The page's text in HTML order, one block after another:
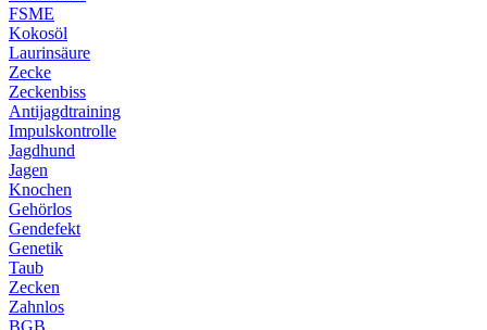
FSME
Kokosöl
Laurinsäure
Zecke
Zeckenbiss
Antijagdtraining
Impulskontrolle
Jagdhund
Jagen
Knochen
Gehörlos
Gendefekt
Genetik
Taub
Zecken
Zahnlos
BGB